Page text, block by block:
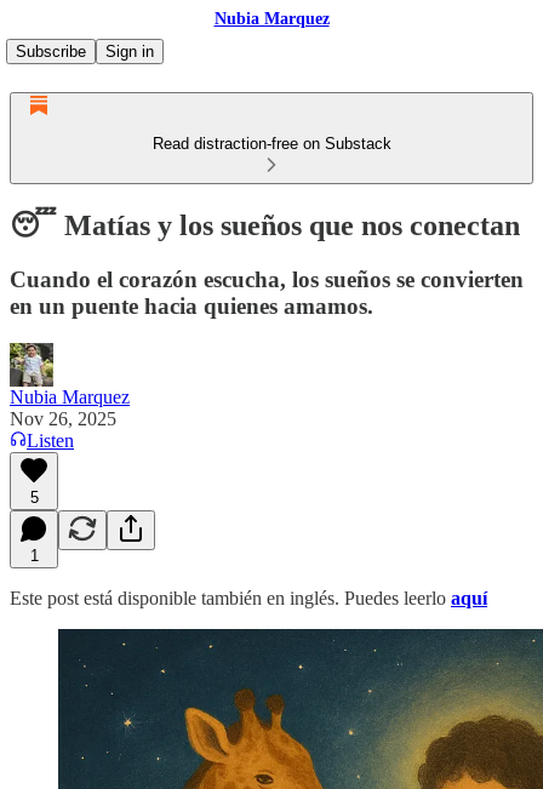
Nubia Marquez
Subscribe
Sign in
Read distraction-free on Substack
😴 Matías y los sueños que nos conectan
Cuando el corazón escucha, los sueños se convierten
en un puente hacia quienes amamos.
Nubia Marquez
Nov 26, 2025
Listen
5
1
Este post está disponible también en inglés. Puedes leerlo aquí